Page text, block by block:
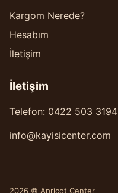
Kargom Nerede?
Hesabım
İletişim
İletişim
Telefon: 0422 503 3194
info@kayisicenter.com
2026 © Apricot Center